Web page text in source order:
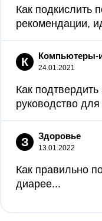
Как подкислить
рекомендации,
К Компьютеры-
24.01.2021
Как
руководство
З Здоровье
13.01.2022
Как правильно
диарее...